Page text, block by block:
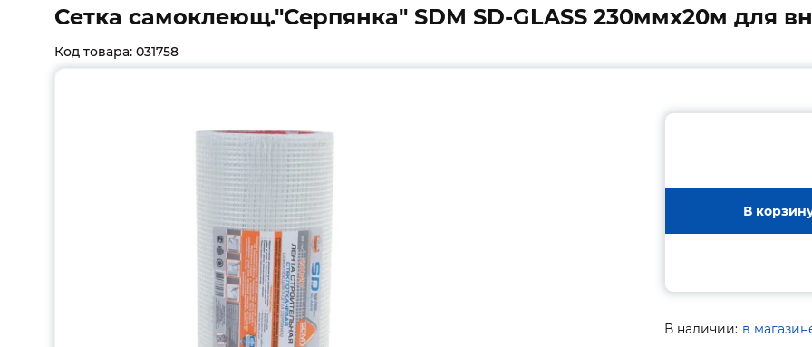
Сетка самоклеющ."Серпянка" SDM SD-GLASS 230ммх20м для
Код товара: 031758
В
В наличии: в